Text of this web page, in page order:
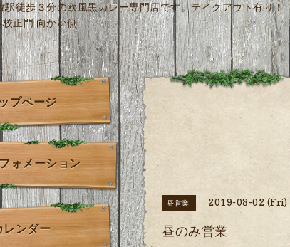
駅徒歩３分の欧風黒カレー専門店です。テイクアウト有り！
正門 向かい側
昼営業 2019-08-02 (Fri)
昼のみ営業
プページ
ォメーション
レンダー